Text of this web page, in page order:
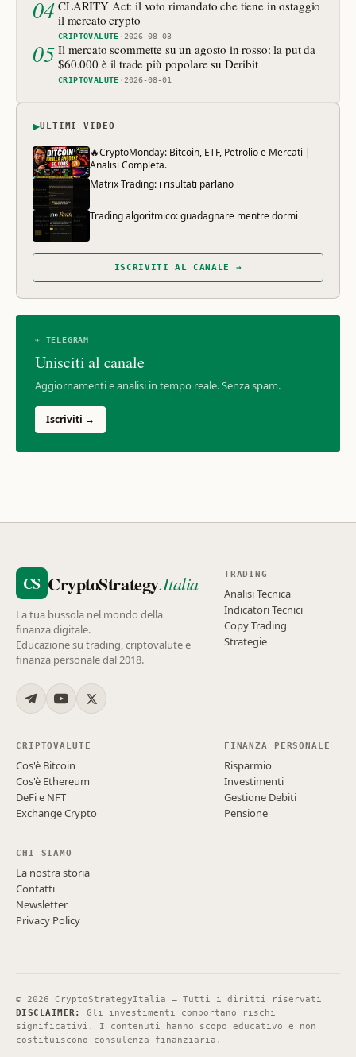
04 CLARITY Act: il voto rimandato che tiene in ostaggio
il mercato crypto
CRIPTOVALUTE ·2026-08-03
05 Il mercato scommette su un agosto in rosso: la put da
$60.000 è il trade più popolare su Deribit
CRIPTOVALUTE ·2026-08-01
▶ULTIMI VIDEO
🔥CryptoMonday: Bitcoin, ETF, Petrolio e Mercati |
Analisi Completa.
Matrix Trading: i risultati parlano
Trading algoritmico: guadagnare mentre dormi
ISCRIVITI AL CANALE →
✈ TELEGRAM
Unisciti al canale
Aggiornamenti e analisi in tempo reale. Senza spam.
Iscriviti →
CS CryptoStrategy.Italia
La tua bussola nel mondo della
finanza digitale.
Educazione su trading, criptovalute e
finanza personale dal 2018.
TRADING
Analisi Tecnica
Indicatori Tecnici
Copy Trading
Strategie
CRIPTOVALUTE
Cos'è Bitcoin
Cos'è Ethereum
DeFi e NFT
Exchange Crypto
FINANZA PERSONALE
Risparmio
Investimenti
Gestione Debiti
Pensione
CHI SIAMO
La nostra storia
Contatti
Newsletter
Privacy Policy
© 2026 CryptoStrategyItalia — Tutti i diritti riservati
DISCLAIMER:
Gli investimenti comportano rischi
significativi. I contenuti hanno scopo educativo e non
costituiscono consulenza finanziaria.